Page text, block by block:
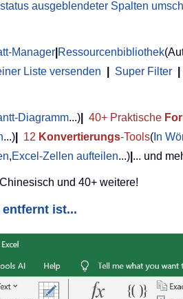
ausgeblendeter Spalten
Manager Ressourcenbibliothek
Liste versenden Super Filter
Diagramm...) 40+ Praktische
...) 12 Konvertierungs-Tools( In
,Excel-Zellen aufteilen...) ... und
und 40+ weitere!
ist...